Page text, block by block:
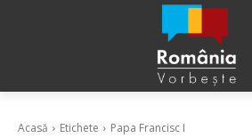
Acasă Etichete Papa Francisc I